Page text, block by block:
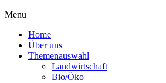
Menu
Home
Über uns
Themenauswahl
Landwirtschaft
Bio/Öko